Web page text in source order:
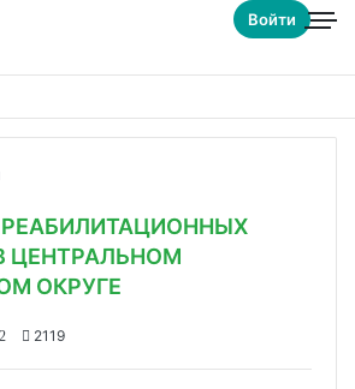
Войти
ЦЕНТРАЛЬНОМ
ОКРУГЕ
2119